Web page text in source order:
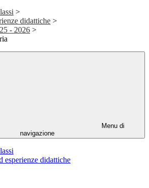
>
didattiche >
- 2026 >
Menu di
navigazione
esperienze didattiche